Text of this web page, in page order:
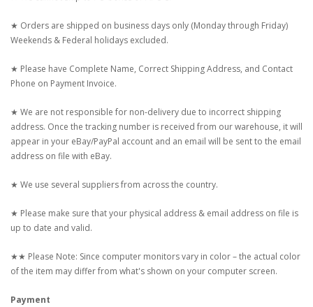
★ Orders are shipped on business days only (Monday through Friday)
Weekends & Federal holidays excluded.
★ Please have Complete Name, Correct Shipping Address, and Contact
Phone on Payment Invoice.
★ We are not responsible for non-delivery due to incorrect shipping
address. Once the tracking number is received from our warehouse, it will
appear in your eBay/PayPal account and an email will be sent to the email
address on file with eBay.
★ We use several suppliers from across the country.
★ Please make sure that your physical address & email address on file is
up to date and valid.
★★ Please Note: Since computer monitors vary in color – the actual color
of the item may differ from what's shown on your computer screen.
Payment